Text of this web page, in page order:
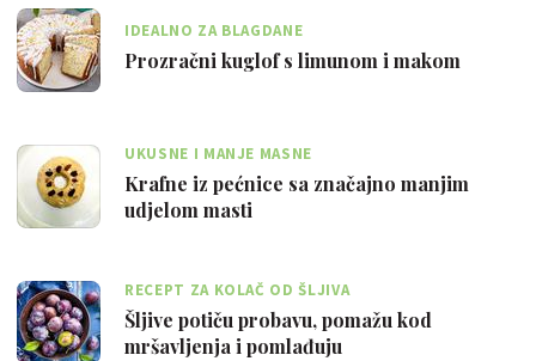
IDEALNO ZA BLAGDANE
Prozračni kuglof s limunom i makom
UKUSNE I MANJE MASNE
Krafne iz pećnice sa značajno manjim
udjelom masti
RECEPT ZA KOLAČ OD ŠLJIVA
Šljive potiču probavu, pomažu kod
mršavljenja i pomlađuju